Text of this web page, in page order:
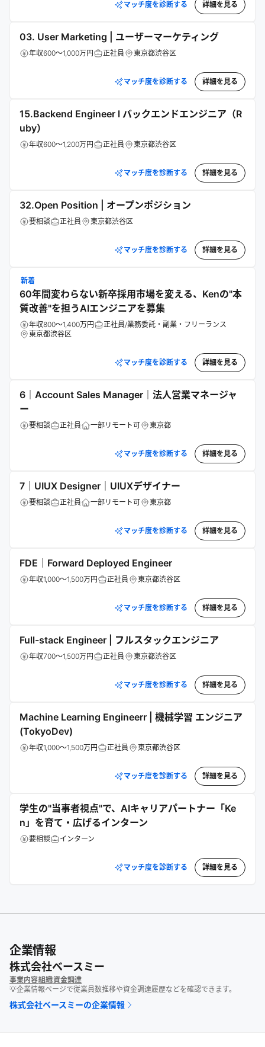
マッチ度を診断する 詳細を見る
03. User Marketing | ユーザーマーケティング
年収600～1,000万円 正社員 東京都渋谷区
マッチ度を診断する 詳細を見る
15.Backend Engineer l バックエンドエンジニア（R
uby）
年収600～1,200万円 正社員 東京都渋谷区
マッチ度を診断する 詳細を見る
32.Open Position | オープンポジション
要相談 正社員 東京都渋谷区
マッチ度を診断する 詳細を見る
新着
60年間変わらない新卒採用市場を変える、Kenの"本
質改善"を担うAIエンジニアを募集
年収800～1,400万円
正社員/業務委託・副業・フリーランス
東京都渋谷区
マッチ度を診断する 詳細を見る
6｜Account Sales Manager｜法人営業マネージャ
ー
要相談 正社員 一部リモート可 東京都
マッチ度を診断する 詳細を見る
7｜UIUX Designer｜UIUXデザイナー
要相談 正社員 一部リモート可 東京都
マッチ度を診断する 詳細を見る
FDE｜Forward Deployed Engineer
年収1,000～1,500万円 正社員 東京都渋谷区
マッチ度を診断する 詳細を見る
Full-stack Engineer | フルスタックエンジニア
年収700～1,500万円 正社員 東京都渋谷区
マッチ度を診断する 詳細を見る
Machine Learning Engineerr | 機械学習 エンジニア
(TokyoDev)
年収1,000～1,500万円 正社員 東京都渋谷区
マッチ度を診断する 詳細を見る
学生の"当事者視点"で、AIキャリアパートナー「Ke
n」を育て・広げるインターン
要相談 インターン
マッチ度を診断する 詳細を見る
企業情報
株式会社ベースミー
事業内容組織資金調達
💡企業情報ページで従業員数推移や資金調達履歴などを確認できます。
株式会社ベースミーの企業情報